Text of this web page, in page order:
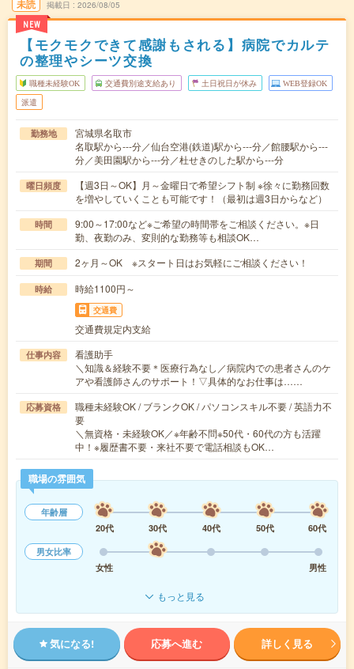
未読
NEW
掲載日 2026/08/05
【モクモクできて感謝もされる】病院でカルテ
の整理やシーツ交換
職種未経験OK 交通費別途支給あり 土日祝日が休み WEB登録OK
派遣
勤務地
宮城県名取市
名取駅から---分／仙台空港(鉄道)駅から---分／館腰駅から---
分／美田園駅から---分／杜せきのした駅から---分
曜日頻度
【週3日～OK】月～金曜日で希望シフト制 ※徐々に勤務回数
を増やしていくことも可能です！（最初は週3日からなど）
時間
9:00～17:00など※ご希望の時間帯をご相談ください。※日
勤、夜勤のみ、変則的な勤務等も相談OK…
期間 2ヶ月～OK ※スタート日はお気軽にご相談ください！
時給 時給1100円～
交通費
交通費規定内支給
仕事内容
看護助手
＼知識＆経験不要＊医療行為なし／病院内での患者さんのケ
アや看護師さんのサポート！▽具体的なお仕事は……
応募資格
職種未経験OK / ブランクOK / パソコンスキル不要 / 英語力不
要
＼無資格・未経験OK／※年齢不問※50代・60代の方も活躍
中！※履歴書不要・来社不要で電話相談もOK…
職場の雰囲気
年齢層
20代
30代 40代 50代
60代
男女比率
女性
男性
もっと見る
気になる! 応募へ進む 詳しく見る